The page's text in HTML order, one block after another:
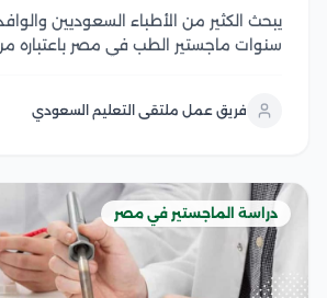
يبحث الكثير من الأطباء السعوديين
سنوات ماجستير الطب في مصر باعتباره من
كما يهتم الأطباء بمعرفة مدة دراسة
فريق عمل ملتقى التعليم السعودي
دراسة الماجستير في مصر